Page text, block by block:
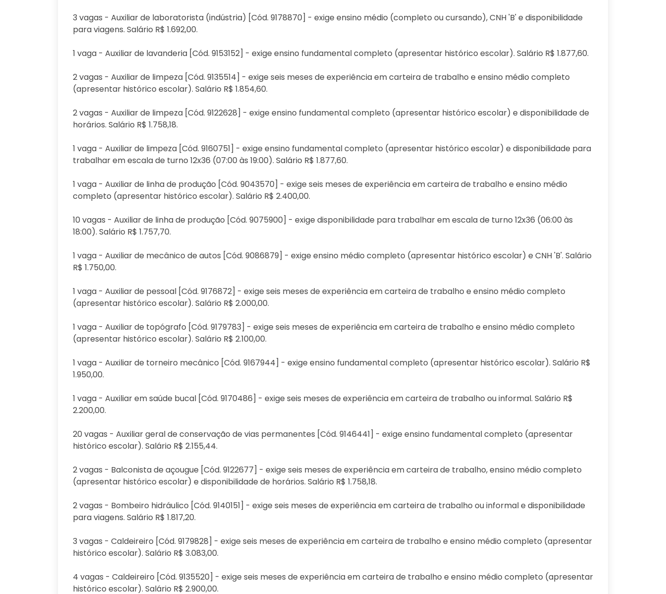
3 vagas - Auxiliar de laboratorista (indústria) [Cód. 9178870] - exige ensino médio (completo ou cursando), CNH 'B' e disponibilidade
para viagens. Salário R$ 1.692,00.
1 vaga - Auxiliar de lavanderia [Cód. 9153152] - exige ensino fundamental completo (apresentar histórico escolar). Salário R$ 1.877,60.
2 vagas - Auxiliar de limpeza [Cód. 9135514] - exige seis meses de experiência em carteira de trabalho e ensino médio completo
(apresentar histórico escolar). Salário R$ 1.854,60.
2 vagas - Auxiliar de limpeza [Cód. 9122628] - exige ensino fundamental completo (apresentar histórico escolar) e disponibilidade de
horários. Salário R$ 1.758,18.
1 vaga - Auxiliar de limpeza [Cód. 9160751] - exige ensino fundamental completo (apresentar histórico escolar) e disponibilidade para
trabalhar em escala de turno 12x36 (07:00 às 19:00). Salário R$ 1.877,60.
1 vaga - Auxiliar de linha de produção [Cód. 9043570] - exige seis meses de experiência em carteira de trabalho e ensino médio
completo (apresentar histórico escolar). Salário R$ 2.400,00.
10 vagas - Auxiliar de linha de produção [Cód. 9075900] - exige disponibilidade para trabalhar em escala de turno 12x36 (06:00 às
18:00). Salário R$ 1.757,70.
1 vaga - Auxiliar de mecânico de autos [Cód. 9086879] - exige ensino médio completo (apresentar histórico escolar) e CNH 'B'. Salário
R$ 1.750,00.
1 vaga - Auxiliar de pessoal [Cód. 9176872] - exige seis meses de experiência em carteira de trabalho e ensino médio completo
(apresentar histórico escolar). Salário R$ 2.000,00.
1 vaga - Auxiliar de topógrafo [Cód. 9179783] - exige seis meses de experiência em carteira de trabalho e ensino médio completo
(apresentar histórico escolar). Salário R$ 2.100,00.
1 vaga - Auxiliar de torneiro mecânico [Cód. 9167944] - exige ensino fundamental completo (apresentar histórico escolar). Salário R$
1.950,00.
1 vaga - Auxiliar em saúde bucal [Cód. 9170486] - exige seis meses de experiência em carteira de trabalho ou informal. Salário R$
2.200,00.
20 vagas - Auxiliar geral de conservação de vias permanentes [Cód. 9146441] - exige ensino fundamental completo (apresentar
histórico escolar). Salário R$ 2.155,44.
2 vagas - Balconista de açougue [Cód. 9122677] - exige seis meses de experiência em carteira de trabalho, ensino médio completo
(apresentar histórico escolar) e disponibilidade de horários. Salário R$ 1.758,18.
2 vagas - Bombeiro hidráulico [Cód. 9140151] - exige seis meses de experiência em carteira de trabalho ou informal e disponibilidade
para viagens. Salário R$ 1.817,20.
3 vagas - Caldeireiro [Cód. 9179828] - exige seis meses de experiência em carteira de trabalho e ensino médio completo (apresentar
histórico escolar). Salário R$ 3.083,00.
4 vagas - Caldeireiro [Cód. 9135520] - exige seis meses de experiência em carteira de trabalho e ensino médio completo (apresentar
histórico escolar). Salário R$ 2.900,00.